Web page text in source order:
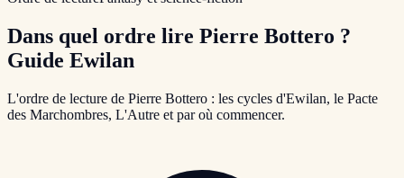
Dans quel ordre lire Pierre Bottero ?
Guide Ewilan
L'ordre de lecture de Pierre Bottero : les cycles d'Ewilan, le Pacte
des Marchombres, L'Autre et par où commencer.